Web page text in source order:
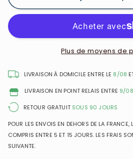
Azzaro
-
Parfum
homme
Azzaro
Wanted
-
Eau
Parfum
homme
Plus de moyens de
LIVRAISON À DOMICILE ENTRE LE 8/08
LIVRAISON EN POINT RELAIS ENTRE 9/08
RETOUR GRATUIT SOUS 90 JOURS
POUR LES ENVOIS EN DEHORS DE LA FRANCE,
COMPRIS ENTRE 5 ET 15 JOURS. LES FRAIS
SUIVANTE.